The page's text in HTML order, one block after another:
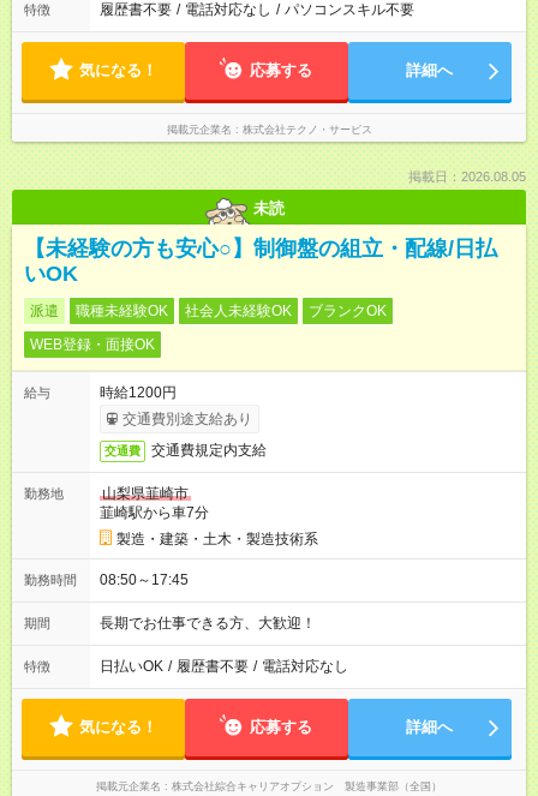
特徴 履歴書不要 / 電話対応なし / パソコンスキル不要
気になる！ 応募する 詳細へ
掲載元企業名 株式会社テクノ・サービス
掲載日：2026.08.05
未読
【未経験の方も安心○】制御盤の組立・配線/日払
いOK
派遣 職種未経験OK 社会人未経験OK
ブランクOK
WEB登録・面接OK
給与
時給1200円
交通費別途支給あり
交通費 交通費規定内支給
勤務地
山梨県韮崎市
韮崎駅から車7分
製造・建築・土木・製造技術系
勤務時間 08:50～17:45
期間 長期でお仕事できる方、大歓迎！
特徴 日払いOK / 履歴書不要 / 電話対応なし
気になる！ 応募する 詳細へ
掲載元企業名 株式会社綜合キャリアオプション 製造事業部（全国）